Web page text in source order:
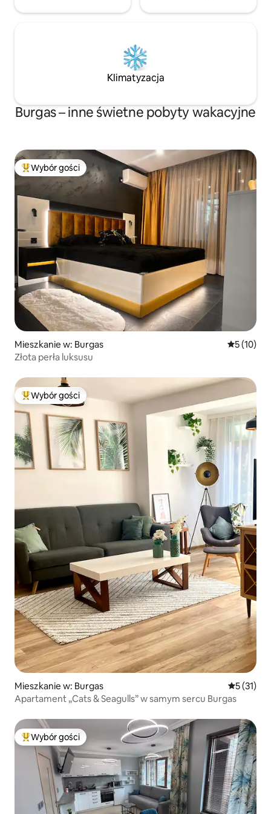
Klimatyzacja
Burgas – inne świetne pobyty wakacyjne
Najpopularniejsze z kategorii Wybór gości
Wybór gości
Mieszkanie w: Burgas Średnia
5 (10)
Złota perła luksusu
Najpopularniejsze z kategorii Wybór gości
Wybór gości
Mieszkanie w: Burgas Średnia
5 (31)
Apartament „Cats & Seagulls” w samym sercu Burgas
Najpopularniejsze z kategorii Wybór gości
Wybór gości